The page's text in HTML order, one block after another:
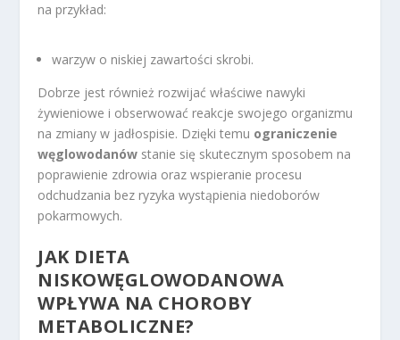
na przykład:
warzyw o niskiej zawartości skrobi.
Dobrze jest również rozwijać właściwe nawyki
żywieniowe i obserwować reakcje swojego organizmu
na zmiany w jadłospisie. Dzięki temu ograniczenie
węglowodanów stanie się skutecznym sposobem na
poprawienie zdrowia oraz wspieranie procesu
odchudzania bez ryzyka wystąpienia niedoborów
pokarmowych.
JAK DIETA
NISKOWĘGLOWODANOWA
WPŁYWA NA CHOROBY
METABOLICZNE?